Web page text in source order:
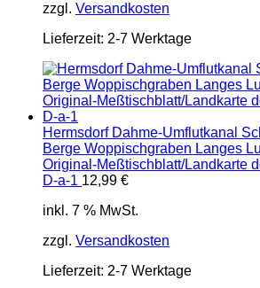
zzgl. Versandkosten
Lieferzeit: 2-7 Werktage
Hermsdorf Dahme-Umflutkanal
Berge Woppischgraben Langes
Original-Meßtischblatt/Landkarte
D-a-1 12,99 €
inkl. 7 % MwSt.
zzgl. Versandkosten
Lieferzeit: 2-7 Werktage